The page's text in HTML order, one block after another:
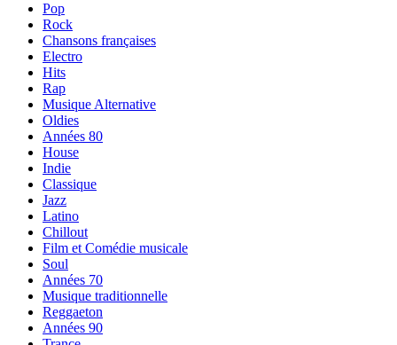
Pop
Rock
Chansons françaises
Electro
Hits
Rap
Musique Alternative
Oldies
Années 80
House
Indie
Classique
Jazz
Latino
Chillout
Film et Comédie musicale
Soul
Années 70
Musique traditionnelle
Reggaeton
Années 90